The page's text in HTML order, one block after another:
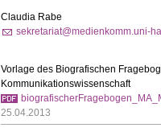
Claudia Rabe
sekretariat@medienkomm.uni-
Vorlage des Biografischen
Kommunikationswissenschaft
25.04.2013